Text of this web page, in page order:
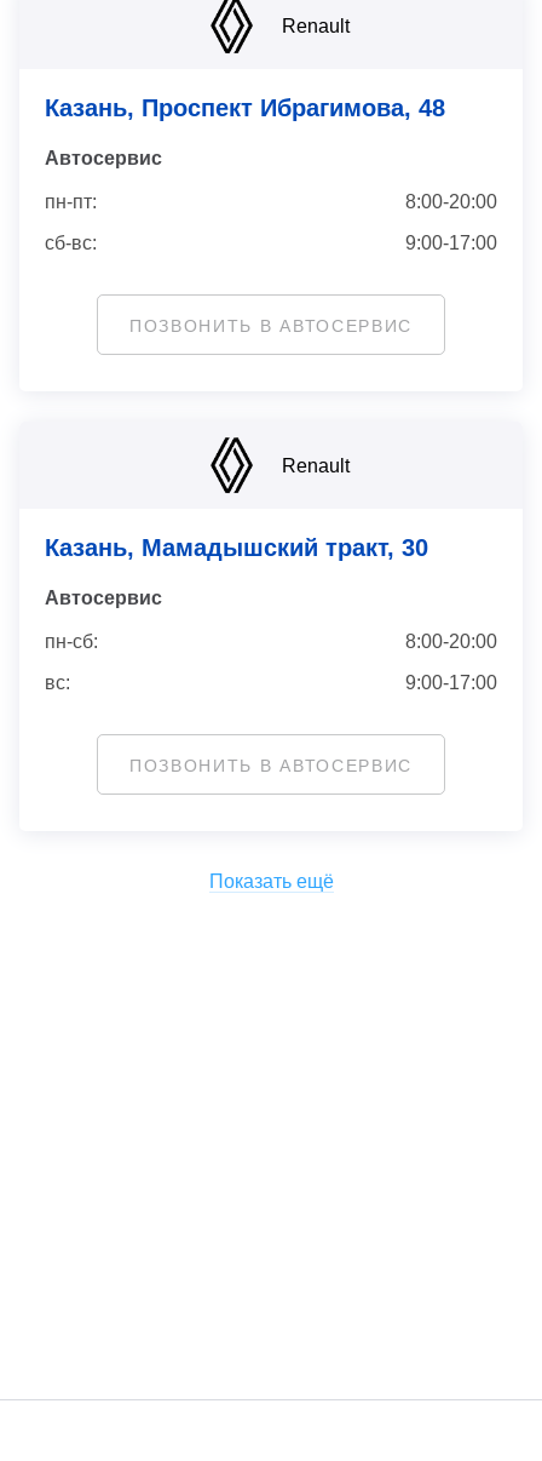
Renault
Казань, Проспект Ибрагимова, 48
Автосервис
пн-пт:
8:00-20:00
сб-вс:
9:00-17:00
ПОЗВОНИТЬ В АВТОСЕРВИС
Renault
Казань, Мамадышский тракт, 30
Автосервис
пн-сб:
8:00-20:00
вс:
9:00-17:00
ПОЗВОНИТЬ В АВТОСЕРВИС
Показать ещё